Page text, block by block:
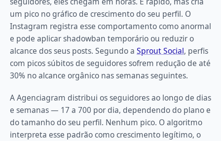
um pico no gráfico de crescimento do seu perfil. O
Instagram registra esse comportamento como anormal
e pode aplicar shadowban temporário ou reduzir o
alcance dos seus posts. Segundo a Sprout Social, perfis
com picos súbitos de seguidores sofrem redução de até
30% no alcance orgânico nas semanas seguintes.
A Agenciagram distribui os seguidores ao longo de dias
e semanas — 17 a 700 por dia, dependendo do plano e
do tamanho do seu perfil. Nenhum pico. O algoritmo
interpreta esse padrão como crescimento legítimo, o